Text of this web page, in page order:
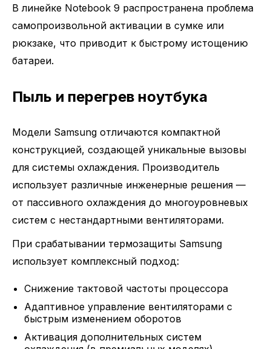
В линейке Notebook 9 распространена проблема
самопроизвольной активации в сумке или
рюкзаке, что приводит к быстрому истощению
батареи.
Пыль и перегрев ноутбука
Модели Samsung отличаются компактной
конструкцией, создающей уникальные вызовы
для системы охлаждения. Производитель
использует различные инженерные решения —
от пассивного охлаждения до многоуровневых
систем с нестандартными вентиляторами.
При срабатывании термозащиты Samsung
использует комплексный подход:
Снижение тактовой частоты процессора
Адаптивное управление вентиляторами с
быстрым изменением оборотов
Активация дополнительных систем